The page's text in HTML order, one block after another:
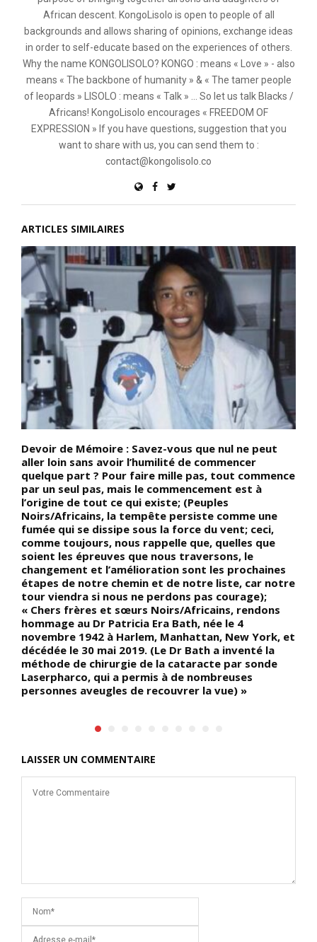
African descent. KongoLisolo is open to people of all
backgrounds and allows sharing of opinions, exchange ideas
in order to self-educate based on the experiences of others.
Why the name KONGOLISOLO? KONGO : means « Love » - also
means « The backbone of humanity » & « The tamer people
of leopards » LISOLO : means « Talk » ... So let us talk Blacks /
Africans! KongoLisolo encourages « FREEDOM OF
EXPRESSION » If you have questions, suggestion that you
want to share with us, you can send them to :
contact@kongolisolo.co
ARTICLES SIMILAIRES
Devoir de Mémoire : Savez-vous que nul ne peut
aller loin sans avoir l’humilité de commencer
quelque part ? Pour faire mille pas, tout commence
par un seul pas, mais le commencement est à
l’origine de tout ce qui existe; (Peuples
Noirs/Africains, la tempête persiste comme une
fumée qui se dissipe sous la force du vent; ceci,
comme toujours, nous rappelle que, quelles que
soient les épreuves que nous traversons, le
changement et l’amélioration sont les prochaines
étapes de notre chemin et de notre liste, car notre
tour viendra si nous ne perdons pas courage);
« Chers frères et sœurs Noirs/Africains, rendons
hommage au Dr Patricia Era Bath, née le 4
novembre 1942 à Harlem, Manhattan, New York, et
décédée le 30 mai 2019. (Le Dr Bath a inventé la
méthode de chirurgie de la cataracte par sonde
Laserpharco, qui a permis à de nombreuses
personnes aveugles de recouvrer la vue) »
LAISSER UN COMMENTAIRE